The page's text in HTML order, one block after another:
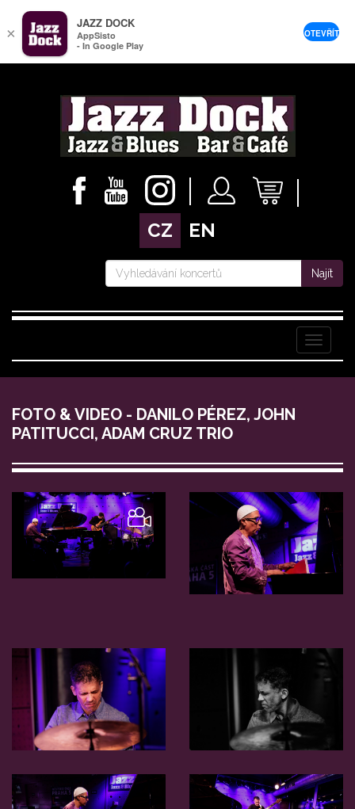
CZ EN
Najít
Menu
FOTO & VIDEO - DANILO PÉREZ, JOHN
PATITUCCI, ADAM CRUZ TRIO
×
JAZZ DOCK
AppSisto
- In Google Play
OTEVŘÍT